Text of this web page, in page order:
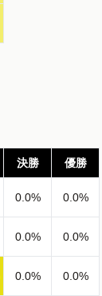
決勝 優勝
0.0% 0.0%
0.0% 0.0%
0.0% 0.0%